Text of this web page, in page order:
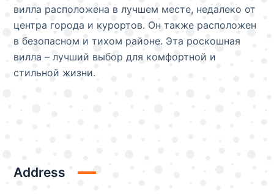
вилла расположена в лучшем месте, недалеко от
центра города и курортов. Он также расположен
в безопасном и тихом районе. Эта роскошная
вилла – лучший выбор для комфортной и
стильной жизни.
Address